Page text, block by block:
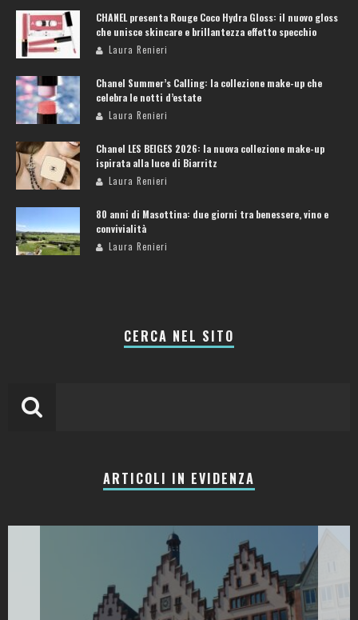
CHANEL presenta Rouge Coco Hydra Gloss: il nuovo gloss
che unisce skincare e brillantezza effetto specchio
Laura Renieri
Chanel Summer’s Calling: la collezione make-up che
celebra le notti d’estate
Laura Renieri
Chanel LES BEIGES 2026: la nuova collezione make-up
ispirata alla luce di Biarritz
Laura Renieri
80 anni di Masottina: due giorni tra benessere, vino e
convivialità
Laura Renieri
CERCA NEL SITO
ARTICOLI IN EVIDENZA